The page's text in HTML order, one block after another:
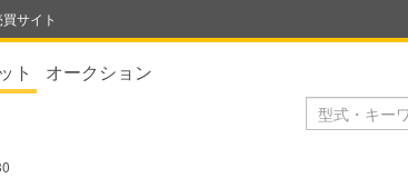
サイト
ト オークション